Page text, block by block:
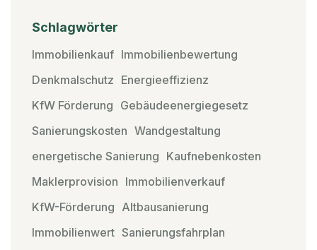
Schlagwörter
Immobilienkauf Immobilienbewertung
Denkmalschutz Energieeffizienz
KfW Förderung Gebäudeenergiegesetz
Sanierungskosten Wandgestaltung
energetische Sanierung Kaufnebenkosten
Maklerprovision Immobilienverkauf
KfW-Förderung Altbausanierung
Immobilienwert Sanierungsfahrplan